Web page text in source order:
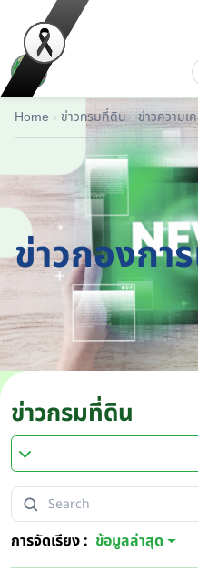
Home ข่าวกรมที่ดิน ข่าวความเ
ข่าวกองกา
ข่าวกรมที่ดิน
การจัดเรียง : ข้อมูลล่าสุด